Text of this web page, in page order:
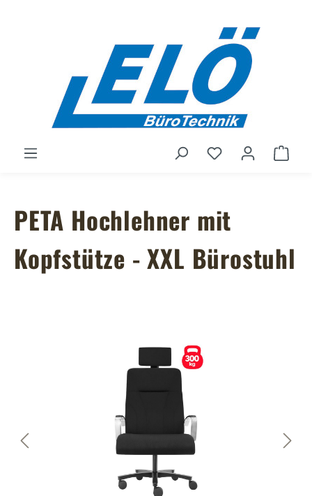
Du hast 0
PETA Hochlehner mit
Kopfstütze - XXL Bürostuhl
Bildergalerie überspringen